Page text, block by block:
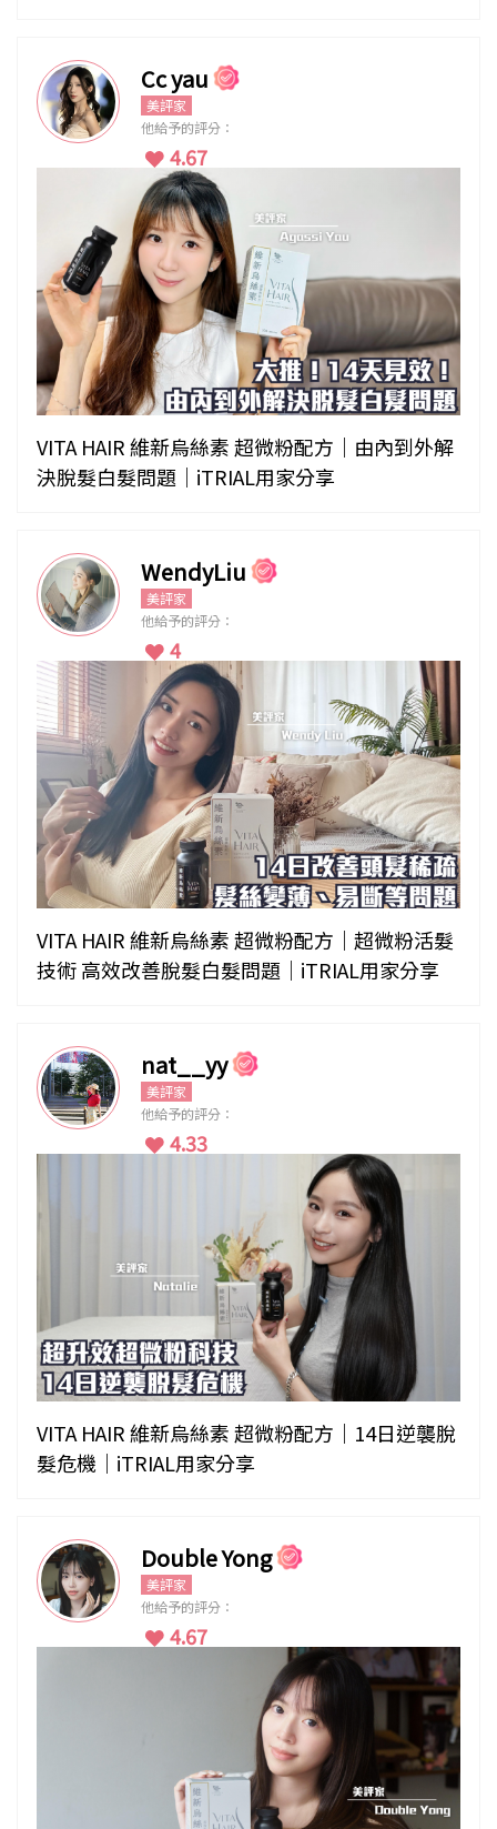
Cc yau
美評家
他給予的評分：
4.67
VITA HAIR 維新烏絲素 超微粉配方｜由內到外解
決脫髮白髮問題｜iTRIAL用家分享
WendyLiu
美評家
他給予的評分：
4
VITA HAIR 維新烏絲素 超微粉配方｜超微粉活髮
技術 高效改善脫髮白髮問題｜iTRIAL用家分享
nat__yy
美評家
他給予的評分：
4.33
VITA HAIR 維新烏絲素 超微粉配方｜14日逆襲脫
髮危機｜iTRIAL用家分享
Double Yong
美評家
他給予的評分：
4.67